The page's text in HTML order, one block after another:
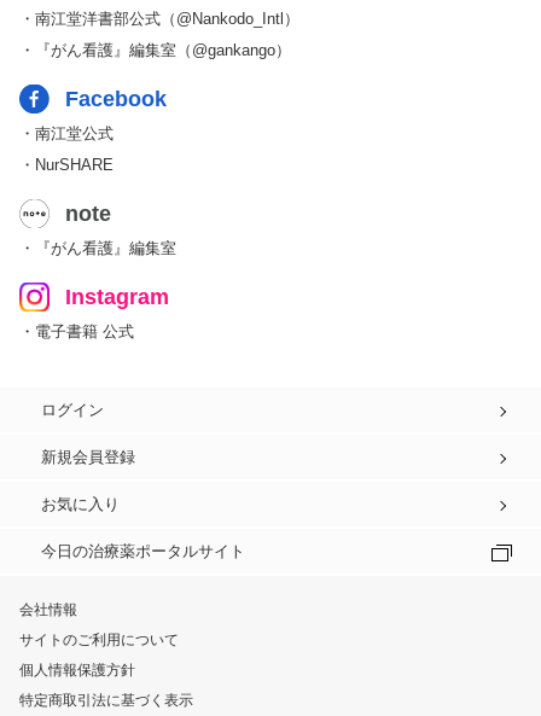
・南江堂洋書部公式（@Nankodo_Intl）
・『がん看護』編集室（@gankango）
Facebook
・南江堂公式
・NurSHARE
note
・『がん看護』編集室
Instagram
・電子書籍 公式
ログイン
新規会員登録
お気に入り
今日の治療薬ポータルサイト
会社情報
サイトのご利用について
個人情報保護方針
特定商取引法に基づく表示